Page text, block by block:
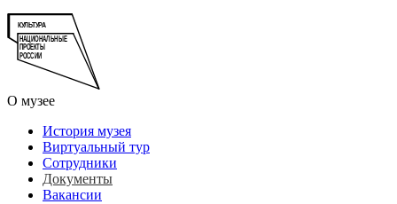
О музее
История музея
Виртуальный тур
Сотрудники
Документы
Вакансии